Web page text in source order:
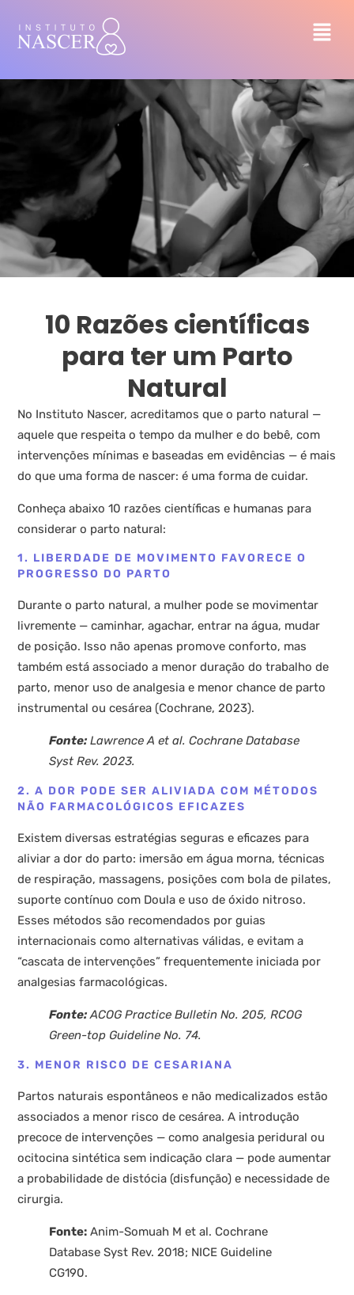
10 Razões científicas
para ter um Parto
Natural
No Instituto Nascer, acreditamos que o parto natural —
aquele que respeita o tempo da mulher e do bebê, com
intervenções mínimas e baseadas em evidências — é mais
do que uma forma de nascer: é uma forma de cuidar.
Conheça abaixo 10 razões científicas e humanas para
considerar o parto natural:
1. LIBERDADE DE MOVIMENTO FAVORECE O
PROGRESSO DO PARTO
Durante o parto natural, a mulher pode se movimentar
livremente — caminhar, agachar, entrar na água, mudar
de posição. Isso não apenas promove conforto, mas
também está associado a menor duração do trabalho de
parto, menor uso de analgesia e menor chance de parto
instrumental ou cesárea (Cochrane, 2023).
Fonte: Lawrence A et al. Cochrane Database
Syst Rev. 2023.
2. A DOR PODE SER ALIVIADA COM MÉTODOS
NÃO FARMACOLÓGICOS EFICAZES
Existem diversas estratégias seguras e eficazes para
aliviar a dor do parto: imersão em água morna, técnicas
de respiração, massagens, posições com bola de pilates,
suporte contínuo com Doula e uso de óxido nitroso.
Esses métodos são recomendados por guias
internacionais como alternativas válidas, e evitam a
“cascata de intervenções” frequentemente iniciada por
analgesias farmacológicas.
Fonte:ACOG Practice Bulletin No. 205, RCOG
Green-top Guideline No. 74.
3. MENOR RISCO DE CESARIANA
Partos naturais espontâneos e não medicalizados estão
associados a menor risco de cesárea. A introdução
precoce de intervenções — como analgesia peridural ou
ocitocina sintética sem indicação clara — pode aumentar
a probabilidade de distócia (disfunção) e necessidade de
cirurgia.
Fonte: Anim-Somuah M et al. Cochrane
Database Syst Rev. 2018; NICE Guideline
CG190.